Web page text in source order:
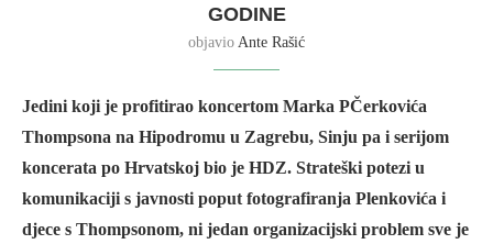
GODINE
objavio Ante Rašić
Jedini koji je profitirao koncertom Marka PČerkovića
Thompsona na Hipodromu u Zagrebu, Sinju pa i serijom
koncerata po Hrvatskoj bio je HDZ. Strateški potezi u
komunikaciji s javnosti poput fotografiranja Plenkovića i
djece s Thompsonom, ni jedan organizacijski problem sve je